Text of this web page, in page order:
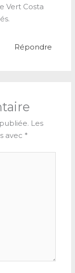
Vert Costa
Répondre
Les
avec *